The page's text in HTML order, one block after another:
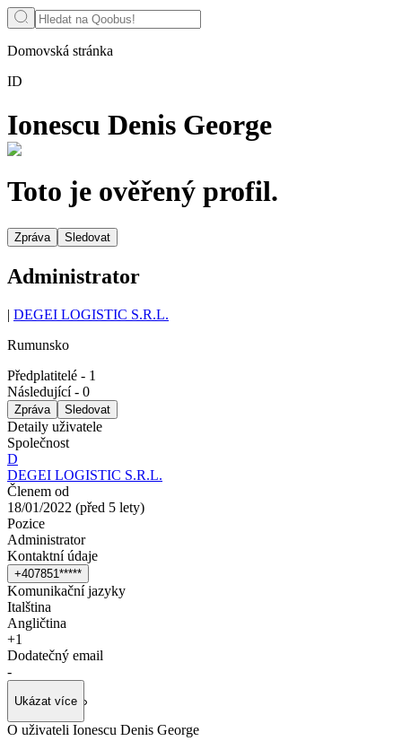
Domovská stránka
ID
Ionescu Denis George
Toto je ověřený profil.
Zpráva Sledovat
Administrator
| DEGEI LOGISTIC S.R.L.
Rumunsko
Předplatitelé - 1
Následující- 0
Zpráva Sledovat
Detaily uživatele
Společnost
D
DEGEI LOGISTIC S.R.L.
Členem od
18/01/2022 (před 5 lety)
Pozice
Administrator
Kontaktní údaje
+407851*****
Komunikační jazyky
Italština
Angličtina
+1
Dodatečný email
-
Ukázat více
O uživateli Ionescu Denis George